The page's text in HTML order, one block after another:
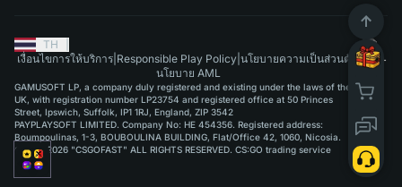
TH
เงื่อนไขการให้บริการ| Responsible Play Policy| นโยบายความเป็นส่วนตัว|
นโยบาย AML
GAMUSOFT LP, a company duly registered and existing under the laws of the
UK, with registration number LP23754 and registered office at 50 Princes
Street, Ipswich, Suffolk, IP1 1RJ, England, ZIP 3542
PAYPLAYSOFT LIMITED. Company No: HE 454356. Registered address:
Boumpoulinas, 1-3, BOUBOULINA BUILDING, Flat/Office 42, 1060, Nicosia.
©2015-2026 "CSGOFAST" ALL RIGHTS RESERVED. CS:GO trading service